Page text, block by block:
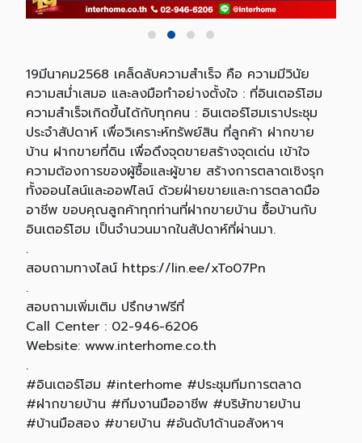
19มีนาคม2568 เคล็ดลับความสำเร็จ คือ ความมีวินัย
ความสม่ำเสมอ และลงมือทำอย่างตั้งใจ : ที่อินเตอร์โฮม
ความสำเร็จเกิดขึ้นได้กับทุกคน : อินเตอร์โฮมเราประชุม
ประจำสัปดาห์ เพื่อวิเคราะห์ทรัพย์สิน ที่ลูกค้า ฝากขาย
บ้าน ฝากขายที่ดิน เพื่อดึงจุดขายสร้างจุดเด่น เข้าใจ
ความต้องการของผู้ซื้อและผู้ขาย สร้างการตลาดเชิงรุก
ทั้งออนไลน์และออฟไลน์ ด้วยฝ่ายขายและการตลาดมือ
อาชีพ ขอบคุณลูกค้าทุกท่านที่ฝากขายบ้าน ซื้อบ้านกับ
อินเตอร์โฮม เป็นจำนวนมากในสัปดาห์ที่ผ่านมา.
.
สอบถามทางไลน์ https://lin.ee/xTo07Pn
.
สอบถามเพิ่มเติม ปรึกษาฟรีที่
Call Center : 02-946-6206
Website: www.interhome.co.th
.
#อินเตอร์โฮม #interhome #ประชุมทีมการตลาด
#ฝากขายบ้าน #ทีมงานมืออาชีพ #บริษัทขายบ้าน
#บ้านมือสอง #ขายบ้าน #อันดับ1ด้านอสังหาฯ